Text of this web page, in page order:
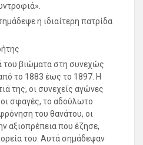
η ιδιαίτερη πατρίδα
του βιώματα στη συνεχώς
το 1883 έως το 1897. Η
της, οι συνεχείς αγώνες
οι σφαγές, το αδούλωτο
του θανάτου, oι
αξιοπρέπεια που έζησε,
του. Αυτά σημάδεψαν